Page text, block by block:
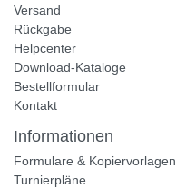
Versand
Rückgabe
Helpcenter
Download-Kataloge
Bestellformular
Kontakt
Informationen
Formulare & Kopiervorlagen
Turnierpläne